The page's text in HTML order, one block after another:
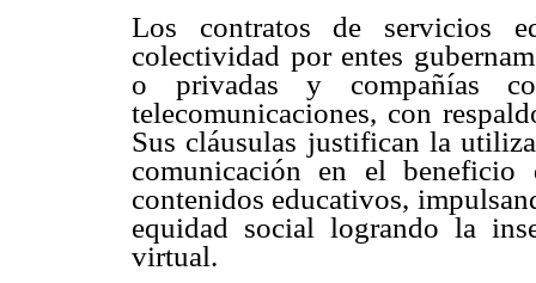
Los contratos de servicios
colectividad por entes
o privadas y compañías
telecomunicaciones, con
Sus cláusulas justifican la
comunicación en el
contenidos educativos,
equidad social logrando la
virtual.